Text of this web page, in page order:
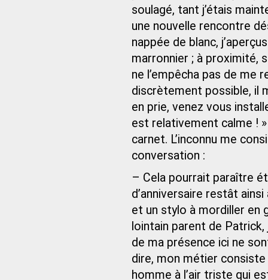
soulagé, tant j’étais
une nouvelle rencontre
nappée de blanc,
marronnier ; à proximité,
ne l’empêcha pas de me
discrètement possible, il
en prie, venez vous
est relativement calme !
carnet. L’inconnu me
conversation :
– Cela pourrait paraître
d’anniversaire restât
et un stylo à mordiller en
lointain parent de
de ma présence ici ne
dire, mon métier
homme à l’air triste qui